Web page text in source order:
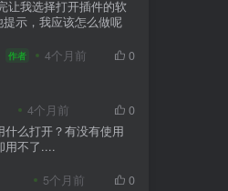
示，我应该怎么做呢
作者 4个月前
0
4个月前
0
什么打开？有没有使用
用不了....
5个月前
0